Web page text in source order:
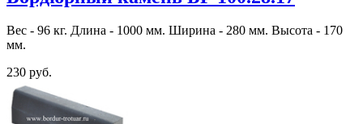
Вес - 96 кг. Длина - 1000 мм. Ширина - 280 мм. Высота - 170
мм.
230 руб.